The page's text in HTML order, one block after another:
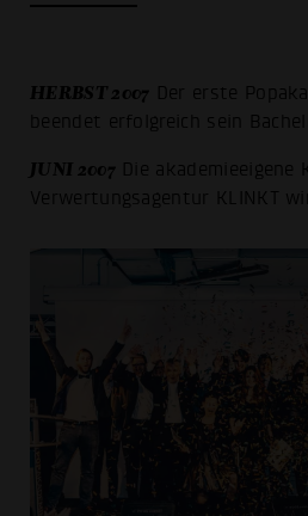
HERBST 2007 Der erste
beendet erfolgreich sein
JUNI 2007 Die akademieeigene
Verwertungsagentur KLINKT